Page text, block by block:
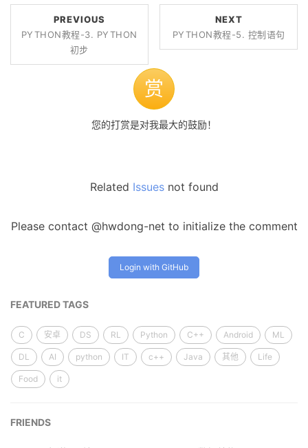
PREVIOUS
PYTHON教程-3. PYTHON
初步
NEXT
PYTHON教程-5. 控制语句
赏
您的打赏是对我最大的鼓励！
Related Issuesnot found
Please contact @hwdong-net to initialize the comment
Login with GitHub
FEATURED TAGS
C 安卓 DS RL Python C++ Android ML
DL AI python IT c++ Java 其他 Life
Food it
FRIENDS